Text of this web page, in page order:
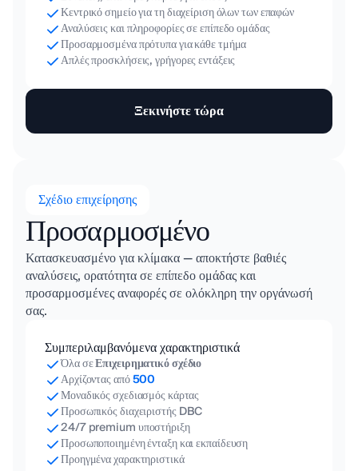
Κεντρικό σημείο για τη διαχείριση όλων των επαφών
Αναλύσεις και πληροφορίες σε επίπεδο ομάδας
Προσαρμοσμένα πρότυπα για κάθε τμήμα
Απλές προσκλήσεις, γρήγορες εντάξεις
Ξεκινήστε τώρα
Σχέδιο επιχείρησης
Προσαρμοσμένο
Κατασκευασμένο για κλίμακα — αποκτήστε βαθιές
αναλύσεις, ορατότητα σε επίπεδο ομάδας και
προσαρμοσμένες αναφορές σε ολόκληρη την οργάνωσή
σας.
Συμπεριλαμβανόμενα χαρακτηριστικά
Όλα σεΕπιχειρηματικό σχέδιο
Αρχίζοντας από500
Μοναδικός σχεδιασμός κάρτας
Προσωπικός διαχειριστής DBC
24/7 premium υποστήριξη
Προσωποποιημένη ένταξη και εκπαίδευση
Προηγμένα χαρακτηριστικά